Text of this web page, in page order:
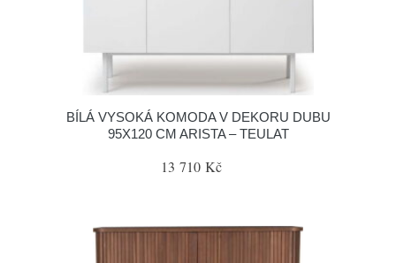
BÍLÁ VYSOKÁ KOMODA V DEKORU DUBU
95X120 CM ARISTA – TEULAT
13 710 Kč